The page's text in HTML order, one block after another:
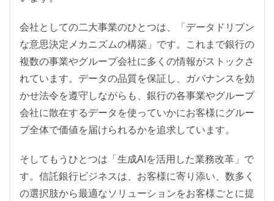
会社としての二大事業のひとつは、「データドリブン
な意思決定メカニズムの構築」です。これまで銀行の
複数の事業やグループ会社に多くの情報がストックさ
れています。データの品質を保証し、ガバナンスを効
かせ法令を遵守しながらも、銀行の各事業やグループ
会社に散在するデータを使っていかにお客様にグルー
プ全体で価値を届けられるかを追求しています。
そしてもうひとつは「生成AIを活用した業務改革」で
す。信託銀行ビジネスは、お客様に寄り添い、数多く
の選択肢から最適なソリューションをお客様ごとに提